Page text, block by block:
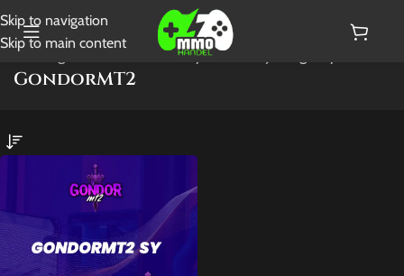
Skip to navigation
Skip to main content
Strona główna GondorMT2Wyświetlanie jednego wyniku
GondorMT2